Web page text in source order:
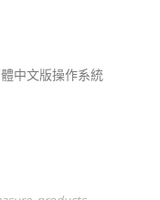
中文版操作系統